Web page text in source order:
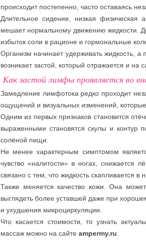
происходит постепенно, часто оставаясь
Длительное сидение, низкая
мешает нормальному движению жидкости.
избыток соли в рационе и гормональные
Организм начинает удерживать жидкость,
возникает застой, который отражается и на
Как застой лимфы проявляется во
Замедление лимфотока редко проходит
ощущений и визуальных изменений,
Одним из первых признаков становится
выраженными становятся скулы и контур
солёной пищи.
Не менее характерным симптомом
чувство «налитости» в ногах, снижается
связано с тем, что жидкость скапливается в
Также меняется качество кожи. Она может
выглядеть более уставшей даже при
и ухудшения микроциркуляции.
Что касается стоимости, то узнать
массаж можно на сайте ampermy.ru